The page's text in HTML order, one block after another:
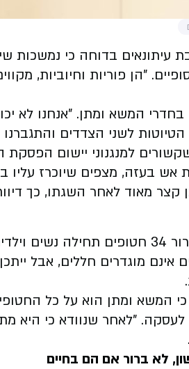
עיתונאים בדוחה כי נמשכות
"הן פוריות וחיוביות,
המשא ומתן. "אנחנו לא
לשני הצדדים והתגברנו
למנגנוני יישום הפסקת
בעזה, מצפים שיוכרז עליו
מאוד לאחר השגתו, כך
עסקת החטופים עם חמאס כוללת שחרור 34
יותר. כל אותם 34 חטופים אינם מוגדרים
המשא ומתן הוא על כל
פרטי שלב ב' צפוי להתחיל ביום ה-16 לעסקה. "לאחר
לא ברור אם הם בחיים